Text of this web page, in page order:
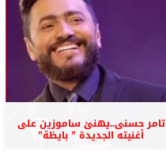
تامر حسنى..يهنئ ساموزين على
أغنيته الجديدة ” بايظة”